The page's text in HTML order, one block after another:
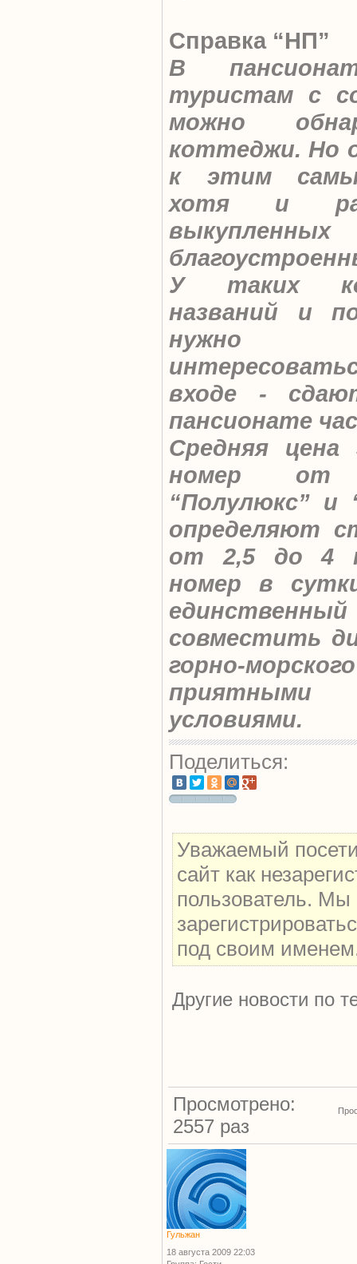
Справка “НП”
В
туристам с
можно
коттеджи. Но
к этим
хотя и
У таких
названий и
нужно
входе -
пансионате
Средняя
номер от
“Полулюкс” и
определяют
от 2,5 до 4
номер в
совместить
горно-
условиями.
Поделиться:
Уважаемый
сайт как
пользователь.
под своим
Другие новости по
Просмотрено:
2557 раз
Гульжан
18 августа 2009 22:03